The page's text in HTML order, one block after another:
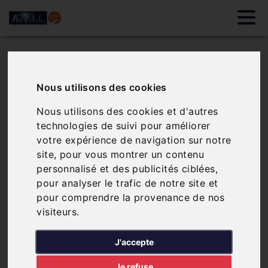
Nous utilisons des cookies
Nous utilisons des cookies et d'autres
technologies de suivi pour améliorer
votre expérience de navigation sur notre
site, pour vous montrer un contenu
personnalisé et des publicités ciblées,
pour analyser le trafic de notre site et
pour comprendre la provenance de nos
visiteurs.
J'accepte
Vous recherchez un
mandataire
vente/réparation
toutes marques dans
les Landes (40)? Le
GarageA.V.I.Lest à votre
service, contactez-nous
dès maintenant.
À Mont-de-Marsan, l'équipe A.V.I.L